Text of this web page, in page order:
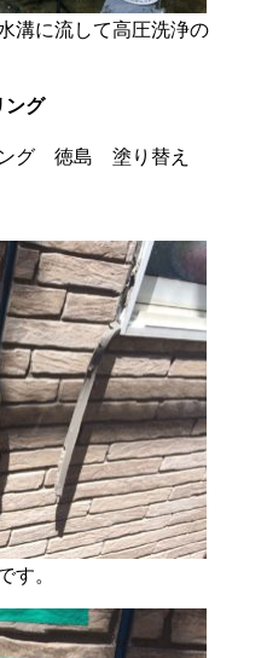
溝に流して高圧洗浄の
ング
す。